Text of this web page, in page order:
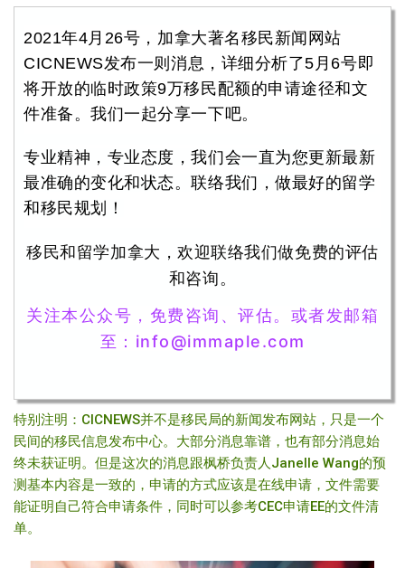
2021年4月26号，加拿大著名移民新闻网站
CICNEWS发布一则消息，详细分析了5月6号即
将开放的临时政策9万移民配额的申请途径和文
件准备。我们一起分享一下吧。
专业精神，专业态度，我们会一直为您更新最新
最准确的变化和状态。联络我们，做最好的留学
和移民规划！
移民和留学加拿大，欢迎联络我们做免费的评估
和咨询。
关注本公众号，免费咨询、评估。 或者发邮箱
至： info@immaple.com
特别注明：CICNEWS并不是移民局的新闻发布网站，只是一个
民间的移民信息发布中心。大部分消息靠谱，也有部分消息始
终未获证明。但是这次的消息跟枫桥负责人Janelle Wang的预
测基本内容是一致的，申请的方式应该是在线申请，文件需要
能证明自己符合申请条件，同时可以参考CEC申请EE的文件清
单。